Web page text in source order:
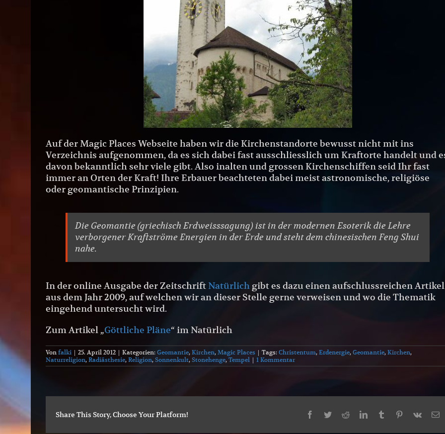
Auf der Magic Places Webseite haben wir die Kirchenstandorte bewusst nicht mit ins
Verzeichnis aufgenommen, da es sich dabei fast ausschliesslich um Kraftorte handelt und
davon bekanntlich sehr viele gibt. Also inalten und grossen Kirchenschiffen seid Ihr fast
immer an Orten der Kraft! Ihre Erbauer beachteten dabei meist astronomische, religiöse
oder geomantische Prinzipien.
Die Geomantie (griechisch Erdweisssagung) ist in der modernen Esoterik die Lehre
verborgener Kraftströme Energien in der Erde und steht dem chinesischen Feng Shui
nahe.
In der online Ausgabe der Zeitschrift Natürlich gibt es dazu einen aufschlussreichen Artikel
aus dem Jahr 2009, auf welchen wir an dieser Stelle gerne verweisen und wo die Thematik
eingehend untersucht wird.
Zum Artikel „Göttliche Pläne“ im Natürlich
Von falki | 25. April 2012 | Kategorien: Geomantie, Kirchen, Magic Places | Tags: Christentum, Erdenergie, Geomantie, Kirchen,
Naturreligion, Radiästhesie, Religion, Sonnenkult, Stonehenge, Tempel | 1 Kommentar
Share This Story, Choose Your Platform! Facebook
TwitterRedditLinkedInTumblr Pinterest
Vk